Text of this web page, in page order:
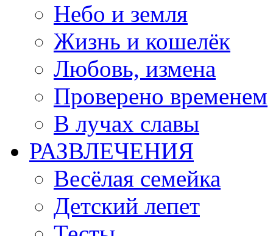
Небо и земля
Жизнь и кошелёк
Любовь, измена
Проверено временем
В лучах славы
РАЗВЛЕЧЕНИЯ
Весёлая семейка
Детский лепет